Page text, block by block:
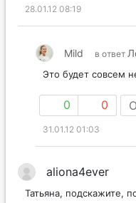
28.01.12 08:19
Mild в ответ
Это будет совсем
0 0
31.01.12 01:03
aliona4ever
Татьяна, подскажите,